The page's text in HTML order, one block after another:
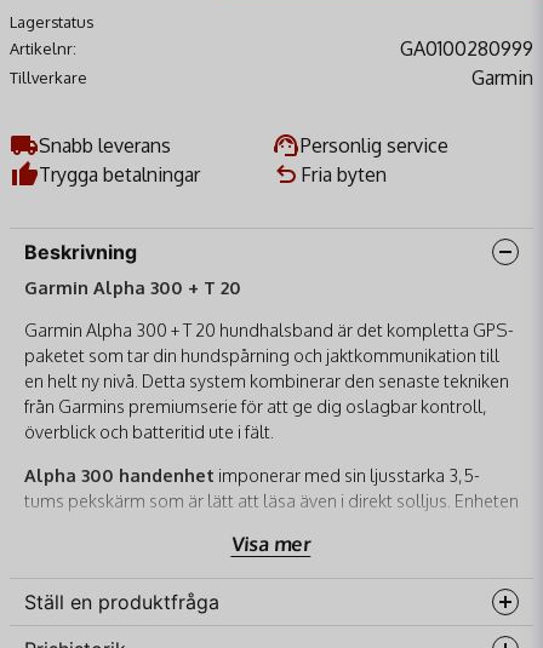
Lagerstatus
Artikelnr:
GA0100280999
Tillverkare Garmin
Snabb leverans
Personlig service
Trygga betalningar
Fria byten
Beskrivning
Garmin Alpha 300 + T 20
Garmin Alpha 300 + T 20 hundhalsband är det kompletta GPS-
paketet som tar din hundspårning och jaktkommunikation till
en helt ny nivå. Detta system kombinerar den senaste tekniken
från Garmins premiumserie för att ge dig oslagbar kontroll,
överblick och batteritid ute i fält.
Alpha 300 handenhet imponerar med sin ljusstarka 3,5-
tums pekskärm som är lätt att läsa även i direkt solljus. Enheten
och dubbla batteritiden jämfört med föregångare (upp till 55
timmar). En nyckelnyhet är möjligheten att välja den minst
upptagna VHF-kanalen, vilket minimerar störningar och
säkerställer stabil kommunikation.
Visa mer
Ställ en produktfråga